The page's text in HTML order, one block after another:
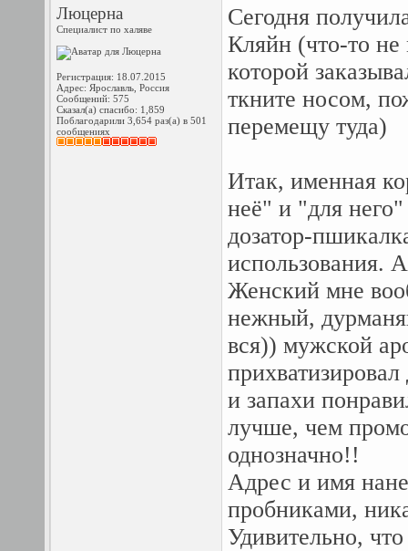
Люцерна
Специалист по халяве
Регистрация: 18.07.2015
Адрес: Ярославль, Россия
Сообщений: 575
Сказал(а) спасибо: 1,859
Поблагодарили 3,654 раз(а) в 501
сообщениях
Сегодня
Кляйн (что-то
которой
ткните носом,
перемещу туда)
Итак, именная
неё" и "для
дозатор-
использования.
Женский мне
нежный,
вся)) мужской
и запахи
лучше, чем
однозначно!!
Адрес и имя
пробниками,
Удивительно,